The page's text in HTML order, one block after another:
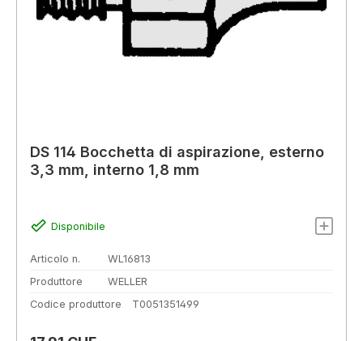
DS 114 Bocchetta di aspirazione, esterno
3,3 mm, interno 1,8 mm
Disponibile
Articolo n.
WL16813
Produttore
WELLER
Codice produttore
T0051351499